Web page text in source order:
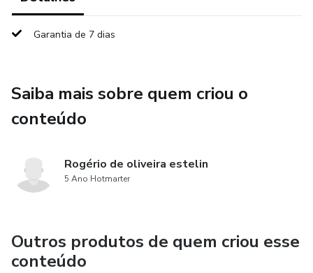
Garantia de 7 dias
Saiba mais sobre quem criou o
conteúdo
Rogério de oliveira estelin
5 Ano Hotmarter
Outros produtos de quem criou esse
conteúdo